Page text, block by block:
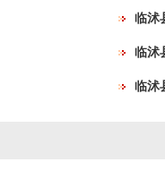
临沭
临沭
临沭